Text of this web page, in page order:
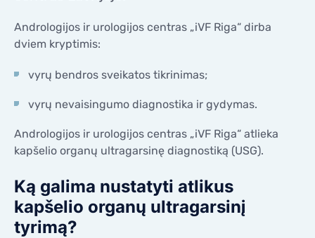
KONTAKTAI
Andrologijos ir urologijos centras „iVF Riga“ dirba
dviem kryptimis:
vyrų bendros sveikatos tikrinimas;
vyrų nevaisingumo diagnostika ir gydymas.
Andrologijos ir urologijos centras „iVF Riga“ atlieka
kapšelio organų ultragarsinę diagnostiką (USG).
Ką galima nustatyti atlikus
kapšelio organų ultragarsinį
tyrimą?